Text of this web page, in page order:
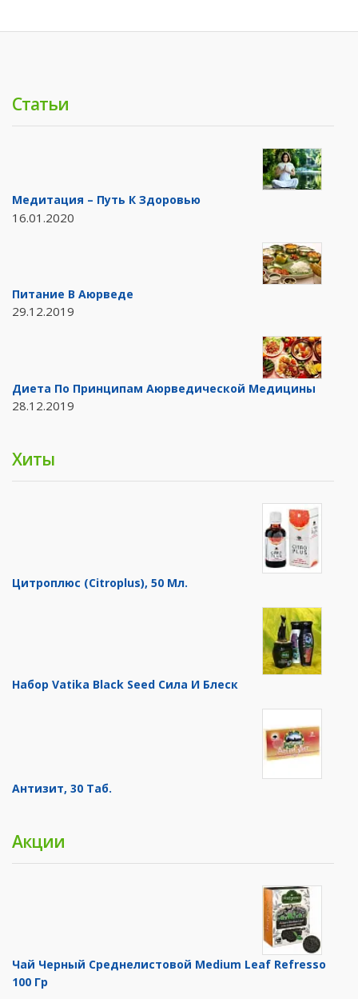
Статьи
Медитация – Путь К Здоровью
16.01.2020
Питание В Аюрведе
29.12.2019
Диета По Принципам Аюрведической Медицины
28.12.2019
Хиты
Цитроплюс (Citroplus), 50 Мл.
Набор Vatika Black Seed Сила И Блеск
Антизит, 30 Таб.
Акции
Чай Черный Среднелистовой Medium Leaf Refresso
100 Гр